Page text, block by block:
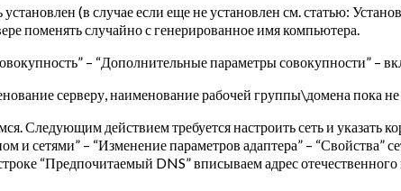
установлен (в случае если еще не установлен см. статью:
поменять случайно с генерированное имя компьютера.
– “Дополнительные параметры совокупности” –
серверу, наименование рабочей группы\домена пока не
Следующим действием требуется настроить сеть и указать
и сетями” – “Изменение параметров адаптера” – “Свойства”
“Предпочитаемый DNS” вписываем адрес отечественного